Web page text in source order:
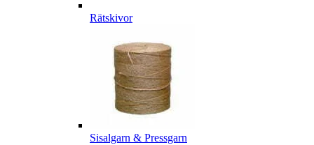
Rätskivor
Sisalgarn & Pressgarn